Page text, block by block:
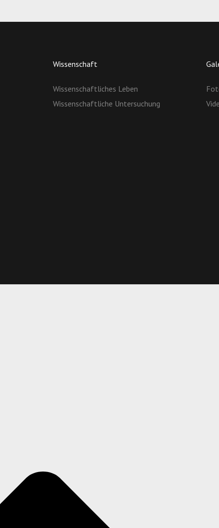
Wissenschaft
Wissenschaftliches Leben
Wissenschaftliche Untersuchung